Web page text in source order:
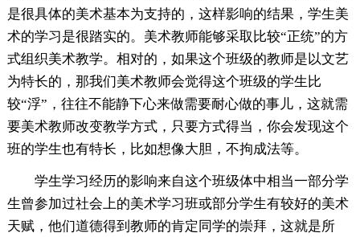
是很具体的美术基本为支持的，这样影响的结果，学生美
术的学习是很踏实的。美术教师能够采取比较“正统”的方
式组织美术教学。相对的，如果这个班级的教师是以文艺
为特长的，那我们美术教师会觉得这个班级的学生比
较“浮”，往往不能静下心来做需要耐心做的事儿，这就需
要美术教师改变教学方式，只要方式得当，你会发现这个
班的学生也有特长，比如想像大胆，不拘成法等。
学生学习经历的影响来自这个班级体中相当一部分学
生曾参加过社会上的美术学习班或部分学生有较好的美术
天赋，他们道德得到教师的肯定同学的崇拜，这就是所